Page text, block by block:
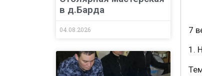
в д.Барда
04.08.2026
7
1.